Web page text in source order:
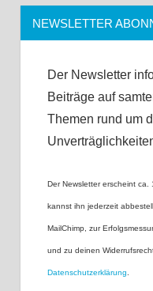
NEWSLETTER
Der Newsletter
Beiträge auf
Themen rund um
Der Newsletter erscheint ca.
kannst ihn jederzeit
MailChimp, zur
und zu deinen
Datenschutzerklärung